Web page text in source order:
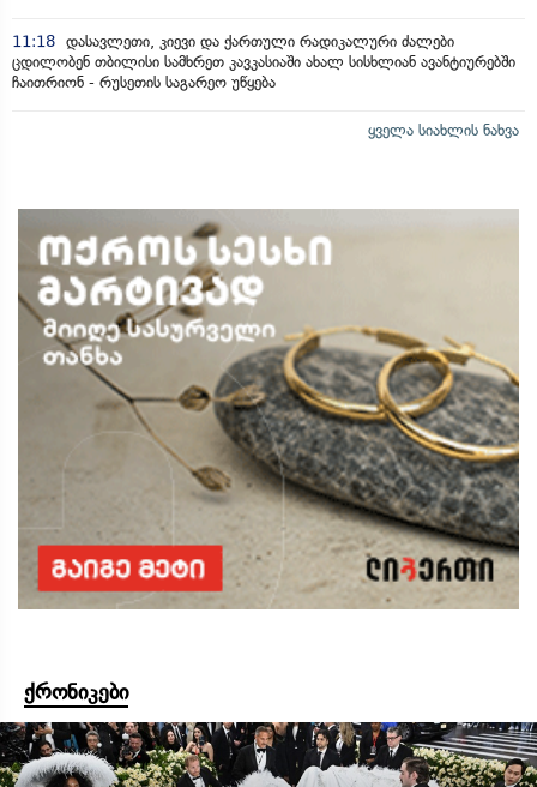
11:18 დასავლეთი, კიევი და ქართული რადიკალური ძალები
ცდილობენ თბილისი სამხრეთ კავკასიაში ახალ სისხლიან ავანტიურებში
ჩაითრიონ - რუსეთის საგარეო უწყება
ყველა სიახლის ნახვა
ქრონიკები